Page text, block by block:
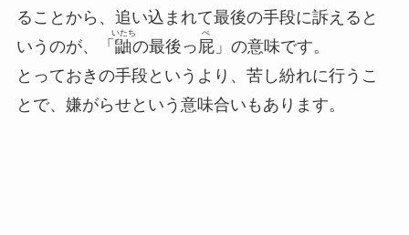
ることから、 追い込まれて最後の手段に訴えると
いうのが、「 鼬
いたち
の最後っ屁
ぺ
」の意味です。
とっておきの手段というより、苦し紛れに行うこ
とで、嫌がらせという意味合いもあります。